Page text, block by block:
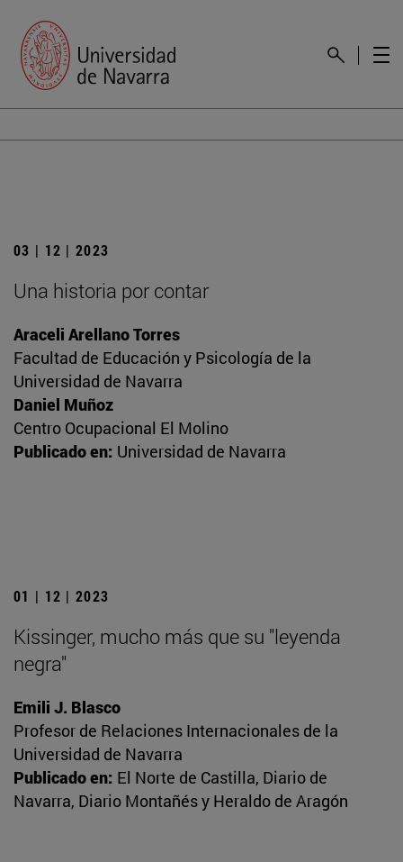
03 | 12 | 2023
Una historia por contar
Araceli Arellano Torres
Facultad de Educación y Psicología de la
Universidad de Navarra
Daniel Muñoz
Centro Ocupacional El Molino
Publicado en: Universidad de Navarra
01 | 12 | 2023
Kissinger, mucho más que su "leyenda
negra"
Emili J. Blasco
Profesor de Relaciones Internacionales de la
Universidad de Navarra
Publicado en: El Norte de Castilla, Diario de
Navarra, Diario Montañés y Heraldo de Aragón